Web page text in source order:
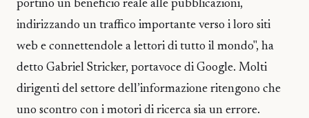
portino un beneficio reale alle pubblicazioni,
indirizzando un traffico importante verso i loro siti
web e connettendole a lettori di tutto il mondo", ha
detto Gabriel Stricker, portavoce di Google. Molti
dirigenti del settore dell’informazione ritengono che
uno scontro con i motori di ricerca sia un errore.